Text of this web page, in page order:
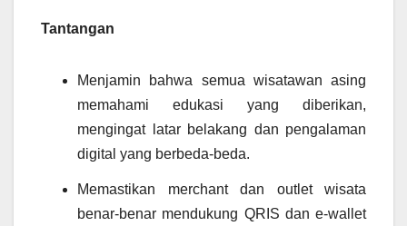
Tantangan
Menjamin bahwa semua wisatawan asing
memahami edukasi yang diberikan,
mengingat latar belakang dan pengalaman
digital yang berbeda‑beda.
Memastikan merchant dan outlet wisata
benar‑benar mendukung QRIS dan e‑wallet